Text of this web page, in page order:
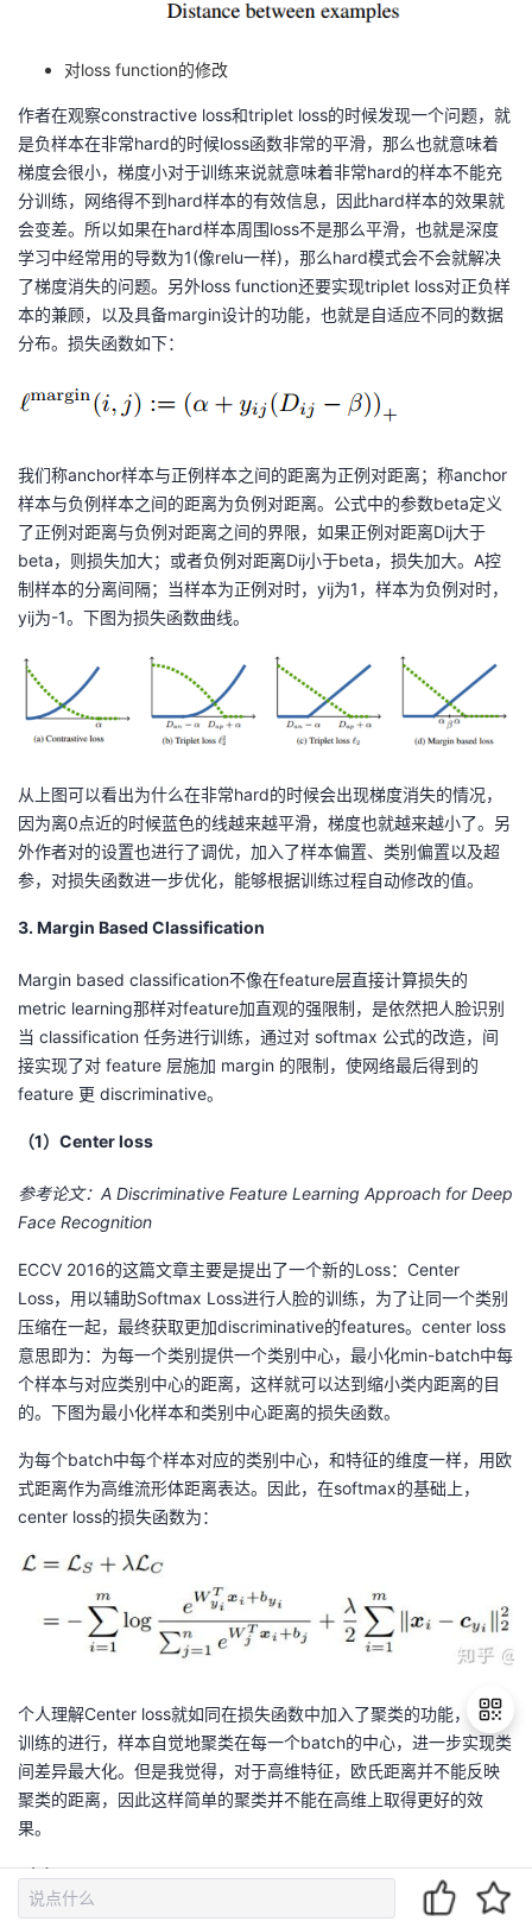
对loss function的修改
作者在观察constractive loss和triplet loss的时候发现一个问题，就
是负样本在非常hard的时候loss函数非常的平滑，那么也就意味着
梯度会很小，梯度小对于训练来说就意味着非常hard的样本不能充
分训练，网络得不到hard样本的有效信息，因此hard样本的效果就
会变差。所以如果在hard样本周围loss不是那么平滑，也就是深度
学习中经常用的导数为1(像relu一样)，那么hard模式会不会就解决
了梯度消失的问题。另外loss function还要实现triplet loss对正负样
本的兼顾，以及具备margin设计的功能，也就是自适应不同的数据
分布。损失函数如下：
我们称anchor样本与正例样本之间的距离为正例对距离；称anchor
样本与负例样本之间的距离为负例对距离。公式中的参数beta定义
了正例对距离与负例对距离之间的界限，如果正例对距离Dij大于
beta，则损失加大；或者负例对距离Dij小于beta，损失加大。A控
制样本的分离间隔；当样本为正例对时，yij为1，样本为负例对时，
yij为-1。下图为损失函数曲线。
从上图可以看出为什么在非常hard的时候会出现梯度消失的情况，
因为离0点近的时候蓝色的线越来越平滑，梯度也就越来越小了。另
外作者对的设置也进行了调优，加入了样本偏置、类别偏置以及超
参，对损失函数进一步优化，能够根据训练过程自动修改的值。
3. Margin Based Classification
Margin based classification不像在feature层直接计算损失的
metric learning那样对feature加直观的强限制，是依然把人脸识别
当 classification 任务进行训练，通过对 softmax 公式的改造，间
接实现了对 feature 层施加 margin 的限制，使网络最后得到的
feature 更 discriminative。
（1）Center loss
参考论文：A Discriminative Feature Learning Approach for Deep
Face Recognition
ECCV 2016的这篇文章主要是提出了一个新的Loss：Center
Loss，用以辅助Softmax Loss进行人脸的训练，为了让同一个类别
压缩在一起，最终获取更加discriminative的features。center loss
意思即为：为每一个类别提供一个类别中心，最小化min-batch中每
个样本与对应类别中心的距离，这样就可以达到缩小类内距离的目
的。下图为最小化样本和类别中心距离的损失函数。
为每个batch中每个样本对应的类别中心，和特征的维度一样，用欧
式距离作为高维流形体距离表达。因此，在softmax的基础上，
center loss的损失函数为：
个人理解Center loss就如同在损失函数中加入了聚类的功能，随着
训练的进行，样本自觉地聚类在每一个batch的中心，进一步实现类
间差异最大化。但是我觉得，对于高维特征，欧氏距离并不能反映
聚类的距离，因此这样简单的聚类并不能在高维上取得更好的效
果。
（2）L-Softmax